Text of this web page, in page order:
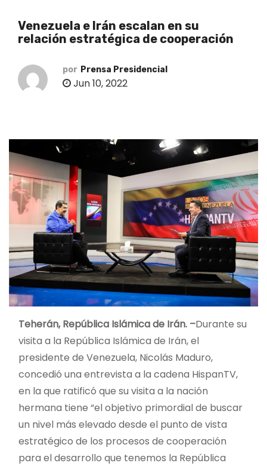
Venezuela e Irán escalan en su
relación estratégica de cooperación
por Prensa Presidencial
Jun 10, 2022
Teherán, República Islámica de Irán. –Durante su
visita a la República Islámica de Irán, el
presidente de Venezuela, Nicolás Maduro,
concedió una entrevista a la cadena HispanTV,
en la que ratificó que su visita a la nación
hermana tiene “el objetivo primordial de buscar
un nivel más elevado desde el punto de vista
estratégico de los procesos de cooperación
para el desarrollo que tenemos la República